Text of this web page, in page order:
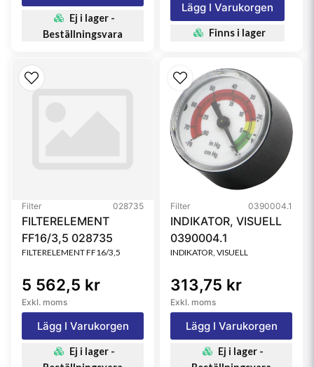
Ej i lager -
Beställningsvara
Lägg I Varukorgen
Finns i lager
Filter 028735
FILTERELEMENT
FF16/3,5 028735
FILTERELEMENT FF16/3,5
5 562,5 kr
Exkl. moms
Lägg I Varukorgen
Ej i lager -
Filter 0390004.1
INDIKATOR, VISUELL
0390004.1
INDIKATOR, VISUELL
313,75 kr
Exkl. moms
Lägg I Varukorgen
Ej i lager -